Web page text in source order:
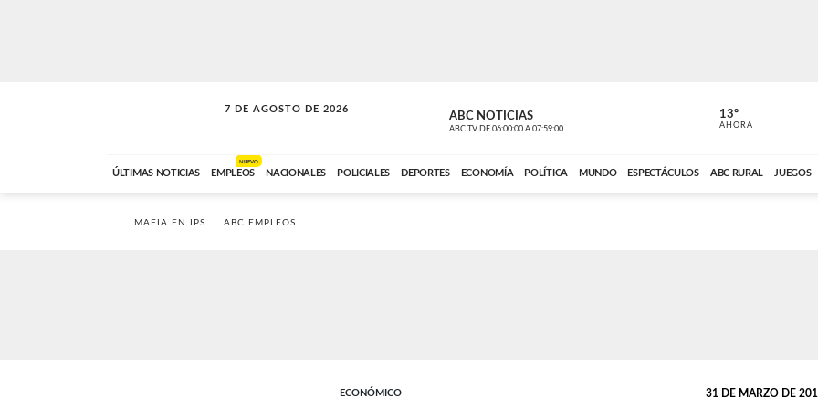
7 DE AGOSTO DE 2026
LA INCONDICIONAL ABC NOTICIAS
ABC TV DE 06:00:00 A 07:59:00 ABC CARDINAL
13º
AHORA
ÚLTIMAS NOTICIAS EMPLEOS
NUEVO
NACIONALES POLICIALES DEPORTES ECONOMÍA POLÍTICA MUNDO ESPECTÁCULOS ABC RURAL JUEGOS
MAFIA EN IPS ABC EMPLEOS
ECONÓMICO 31 DE MARZO DE